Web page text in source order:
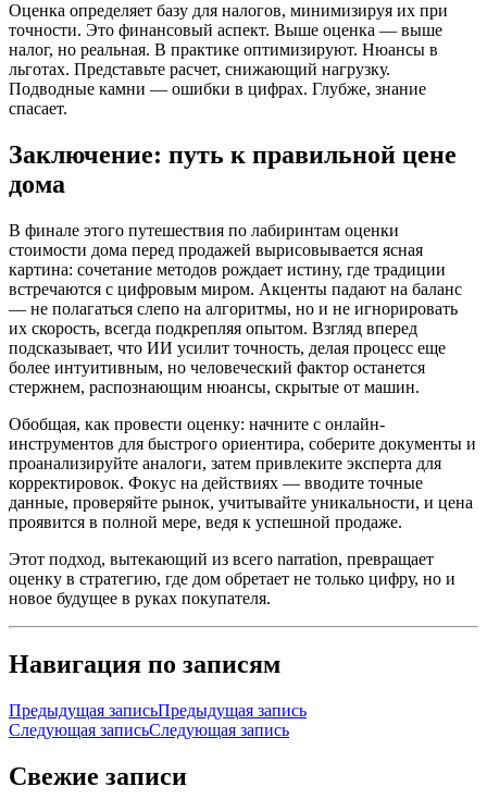
Оценка определяет базу для налогов, минимизируя их при
точности. Это финансовый аспект. Выше оценка — выше
налог, но реальная. В практике оптимизируют. Нюансы в
льготах. Представьте расчет, снижающий нагрузку.
Подводные камни — ошибки в цифрах. Глубже, знание
спасает.
Заключение: путь к правильной цене
дома
В финале этого путешествия по лабиринтам оценки
стоимости дома перед продажей вырисовывается ясная
картина: сочетание методов рождает истину, где традиции
встречаются с цифровым миром. Акценты падают на баланс
— не полагаться слепо на алгоритмы, но и не игнорировать
их скорость, всегда подкрепляя опытом. Взгляд вперед
подсказывает, что ИИ усилит точность, делая процесс еще
более интуитивным, но человеческий фактор останется
стержнем, распознающим нюансы, скрытые от машин.
Обобщая, как провести оценку: начните с онлайн-
инструментов для быстрого ориентира, соберите документы и
проанализируйте аналоги, затем привлеките эксперта для
корректировок. Фокус на действиях — вводите точные
данные, проверяйте рынок, учитывайте уникальности, и цена
проявится в полной мере, ведя к успешной продаже.
Этот подход, вытекающий из всего narration, превращает
оценку в стратегию, где дом обретает не только цифру, но и
новое будущее в руках покупателя.
Навигация по записям
Предыдущая записьПредыдущая запись
Следующая записьСледующая запись
Свежие записи